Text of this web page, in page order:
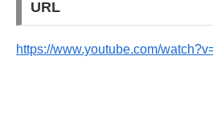
URL
https://www.youtube.com/